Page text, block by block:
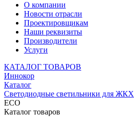
О компании
Новости отрасли
Проектировщикам
Наши реквизиты
Производители
Услуги
КАТАЛОГ ТОВАРОВ
Иннокор
Каталог
Светодиодные светильники для ЖКХ
ECO
Каталог товаров